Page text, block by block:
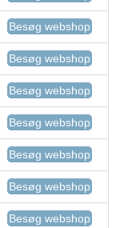
Besøg webshop
Besøg webshop
Besøg webshop
Besøg webshop
Besøg webshop
Besøg webshop
Besøg webshop